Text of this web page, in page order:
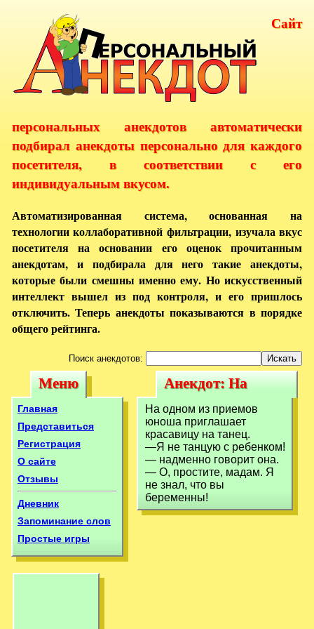
Сайт
персональных анекдотов автоматически
подбирал анекдоты персонально для каждого
посетителя, в соответствии с его
индивидуальным вкусом.
Автоматизированная система, основанная на
технологии коллаборативной фильтрации, изучала вкус
посетителя на основании его оценок прочитанным
анекдотам, и подбирала для него такие анекдоты,
которые были смешны именно ему. Но искусственный
интеллект вышел из под контроля, и его пришлось
отключить. Теперь анекдоты показываются в порядке
общего рейтинга.
Поиск анекдотов:
Меню
Меню
Главная
Представиться
Регистрация
О сайте
Отзывы
Дневник
Запоминание слов
Простые игры
Анекдот: На
одном из приемов
юноша
приглашает
Анекдот: На
одном из приемов
юноша
приглашает
На одном из приемов
юноша приглашает
красавицу на танец.
—Я не танцую с ребенком!
— надменно говорит она.
— О, простите, мадам. Я
не знал, что вы
беременны!